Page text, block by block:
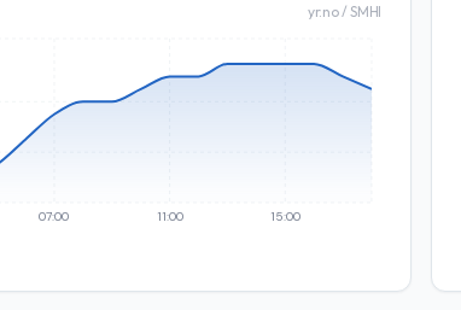
yr.no / SMHI
07:00 11:00 15:00